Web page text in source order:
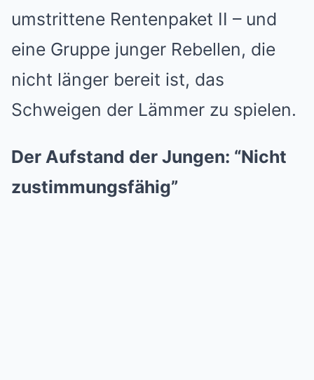
umstrittene Rentenpaket II – und
eine Gruppe junger Rebellen, die
nicht länger bereit ist, das
Schweigen der Lämmer zu spielen.
Der Aufstand der Jungen: “Nicht
zustimmungsfähig”